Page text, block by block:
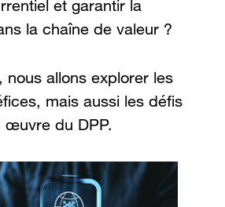
et garantir la
la chaîne de valeur ?
nous allons explorer les
mais aussi les défis
œuvre du DPP.